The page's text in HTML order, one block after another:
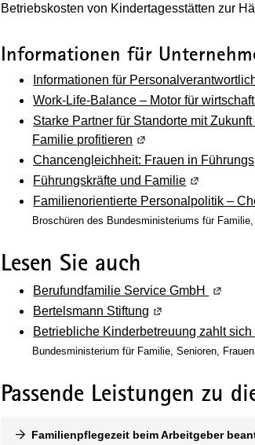
Betriebskosten von Kindertagesstätten zur
Informationen für
Informationen für
Work-Life-Balance – Motor für
Starke Partner für Standorte mit
Familie profitieren (Wird in einem
Chancengleichheit: Frauen in
Führungskräfte und Familie (Wird in
Familienorientierte Personalpolitik –
Broschüren des Bundesministeriums für
Lesen Sie auch
Berufundfamilie Service GmbH
(Wird
Bertelsmann Stiftung (Wird in einem
Betriebliche Kinderbetreuung zahlt sich
Bundesministerium für Familie, Senioren,
Passende Leistungen zu
Familienpflegezeit beim Arbeitgeber